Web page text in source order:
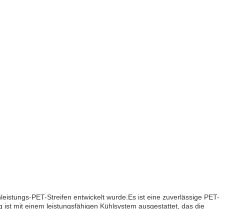
PET-Streifen entwickelt wurde.Es ist eine zuverlässige PET-
mit einem leistungsfähigen Kühlsystem ausgestattet, das die